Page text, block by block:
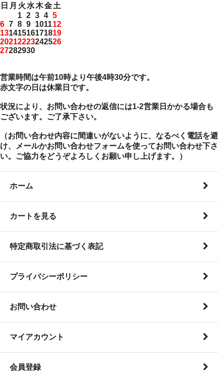
日 月 火 水木金土
1 2 3 4 5
6 7 8 9 101112
13141516171819
20212223242526
27282930
営業時間は午前10時より午後4時30分です。
赤文字の日は休業日です。
状況により、お問い合わせの返信には1-2営業日かかる場合も
ございます。ご了承下さい。
（お問い合わせ内容に間違いがないように、なるべく電話を避
け、メールかお問い合わせフォームを使ってお問い合わせ下さ
い。ご協力をどうぞよろしくお願い申し上げます。）
ホーム
カートを見る
特定商取引法に基づく表記
プライバシーポリシー
お問い合わせ
マイアカウント
会員登録